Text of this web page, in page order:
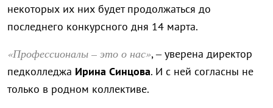
некоторых их них будет продолжаться до
последнего конкурсного дня 14 марта.
«Профессионалы – это о нас», – уверена директор
педколледжа Ирина Синцова. И с ней согласны не
только в родном коллективе.